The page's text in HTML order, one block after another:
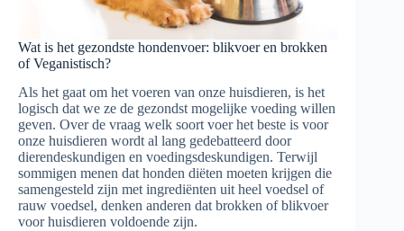
Wat is het gezondste hondenvoer: blikvoer en brokken
of Veganistisch?
Als het gaat om het voeren van onze huisdieren, is het
logisch dat we ze de gezondst mogelijke voeding willen
geven. Over de vraag welk soort voer het beste is voor
onze huisdieren wordt al lang gedebatteerd door
dierendeskundigen en voedingsdeskundigen. Terwijl
sommigen menen dat honden diëten moeten krijgen die
samengesteld zijn met ingrediënten uit heel voedsel of
rauw voedsel, denken anderen dat brokken of blikvoer
voor huisdieren voldoende zijn.